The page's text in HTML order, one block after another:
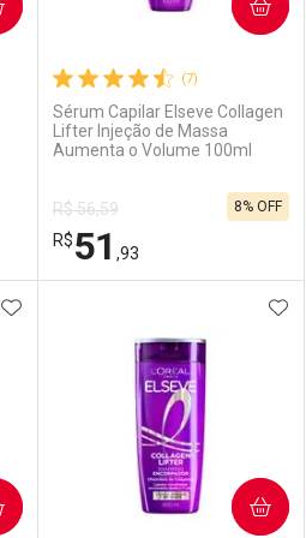
(7)
Sérum Capilar Elseve Collagen
Lifter Injeção de Massa
Aumenta o Volume 100ml
R$ 56,59
R$51 ,93
8% OFF
COMPRAR
Laboratório
Por Menos
ADICIONAR AOS FAVORITOS
COMPRAR